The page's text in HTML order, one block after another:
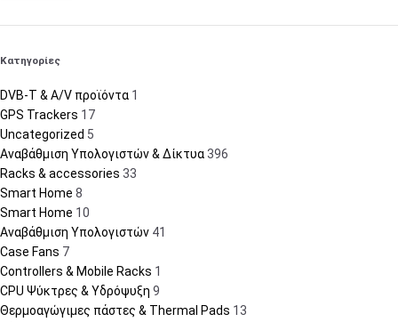
Κατηγορίες
DVB-T & A/V προϊόντα 1
GPS Trackers 17
Uncategorized 5
Αναβάθμιση Υπολογιστών & Δίκτυα 396
Racks & accessories 33
Smart Home 8
Smart Home 10
Αναβάθμιση Υπολογιστών 41
Case Fans 7
Controllers & Mobile Racks 1
CPU Ψύκτρες & Υδρόψυξη 9
Θερμοαγώγιμες πάστες & Thermal Pads 13